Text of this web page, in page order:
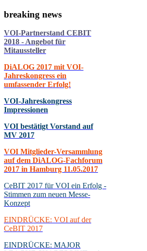
breaking news
VOI-Partnerstand CEBIT
2018 - Angebot für
Mitaussteller
DiALOG 2017 mit VOI-
Jahreskongress ein
umfassender Erfolg!
VOI-Jahreskongress
Impressionen
VOI bestätigt Vorstand auf
MV 2017
VOI Mitglieder-Versammlung
auf dem DiALOG-Fachforum
2017 in Hamburg 11.05.2017
CeBIT 2017 für VOI ein Erfolg -
Stimmen zum neuen Messe-
Konzept
EINDRÜCKE: VOI auf der
CeBIT 2017
EINDRÜCKE: MAJOR